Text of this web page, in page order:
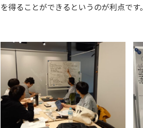
を得ることができるというのが利点です。